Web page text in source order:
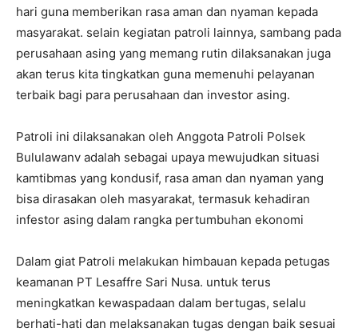
hari guna memberikan rasa aman dan nyaman kepada
masyarakat. selain kegiatan patroli lainnya, sambang pada
perusahaan asing yang memang rutin dilaksanakan juga
akan terus kita tingkatkan guna memenuhi pelayanan
terbaik bagi para perusahaan dan investor asing.
Patroli ini dilaksanakan oleh Anggota Patroli Polsek
Bululawanv adalah sebagai upaya mewujudkan situasi
kamtibmas yang kondusif, rasa aman dan nyaman yang
bisa dirasakan oleh masyarakat, termasuk kehadiran
infestor asing dalam rangka pertumbuhan ekonomi
Dalam giat Patroli melakukan himbauan kepada petugas
keamanan PT Lesaffre Sari Nusa. untuk terus
meningkatkan kewaspadaan dalam bertugas, selalu
berhati-hati dan melaksanakan tugas dengan baik sesuai